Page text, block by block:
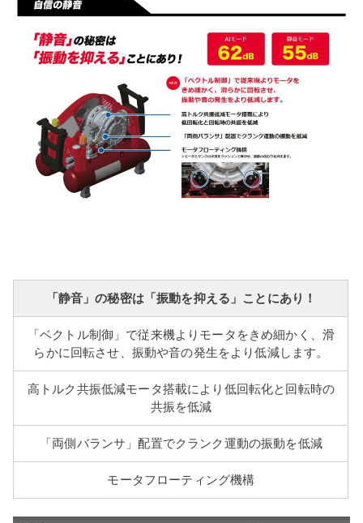
「静音」の秘密は「振動を抑える」ことにあり！
「ベクトル制御」で従来機よりモータをきめ細かく、滑
らかに回転させ、振動や音の発生をより低減します。
高トルク共振低減モータ搭載により低回転化と回転時の
共振を低減
「両側バランサ」配置でクランク運動の振動を低減
モータフローティング機構